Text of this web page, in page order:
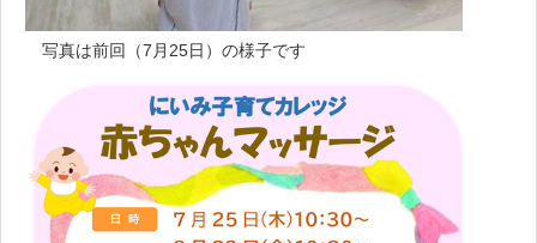
写真は前回（7月25日）の様子です